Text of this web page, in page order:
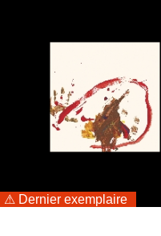
⚠ Dernier exemplaire